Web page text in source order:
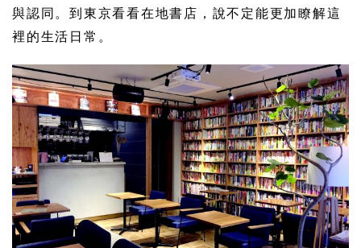
與認同。到東京看看在地書店，說不定能更加瞭解這
裡的生活日常。